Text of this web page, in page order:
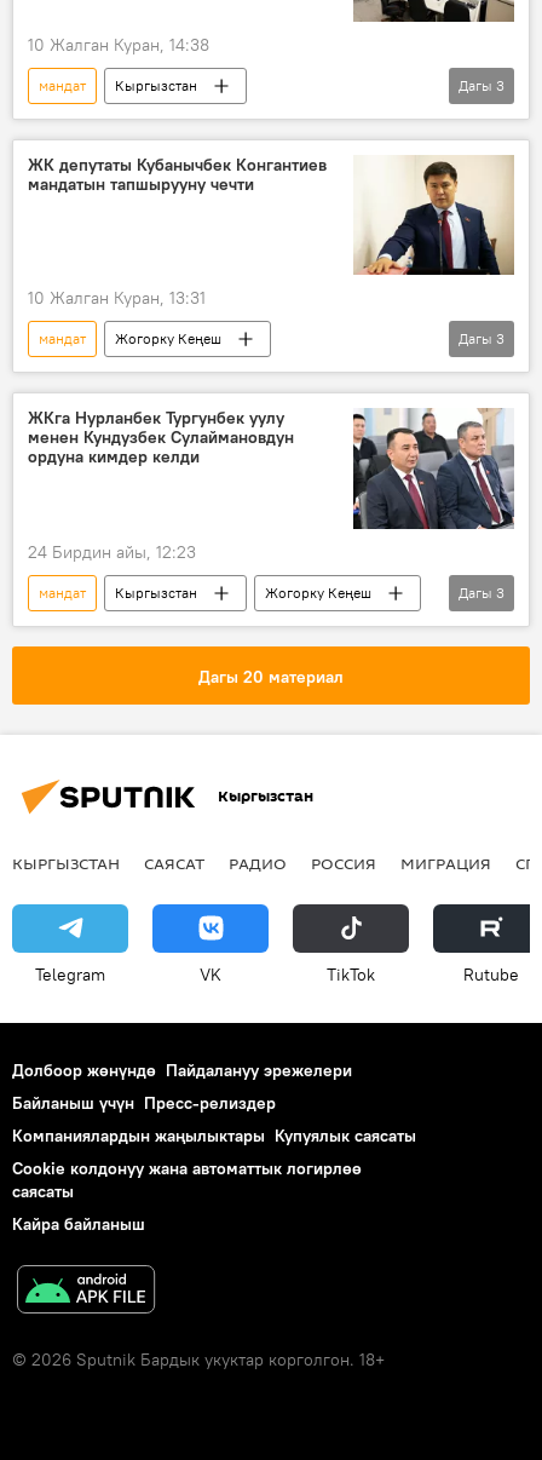
10 Жалган Куран, 14:38
мандат
Кыргызстан
Кубанычбек Конгантиев
Чыңгыз Айдарбеков
БШК
Дагы 3
ЖК депутаты Кубанычбек Конгантиев
мандатын тапшырууну чечти
10 Жалган Куран, 13:31
мандат
Жогорку Кеңеш
Кубанычбек Конгантиев
депутат
тапшыруу
Дагы 3
ЖКга Нурланбек Тургунбек уулу
менен Кундузбек Сулаймановдун
ордуна кимдер келди
24 Бирдин айы, 12:23
мандат Кыргызстан
Жогорку Кеңеш
Жайлообай Нышанов
БШК
Дагы 3
Дагы 20 материал
Кыргызстан
КЫРГЫЗСТАН САЯСАТ РАДИО РОССИЯ МИГРАЦИЯ
Telegram VK ТikТоk Rutube
Долбоор жөнүндө Пайдалануу эрежелери
Байланыш үчүн Пресс-релиздер
Компаниялардын жаңылыктары Купуялык саясаты
Cookie колдонуу жана автоматтык логирлөө
саясаты
Кайра байланыш
© 2026 Sputnik Бардык укуктар корголгон. 18+